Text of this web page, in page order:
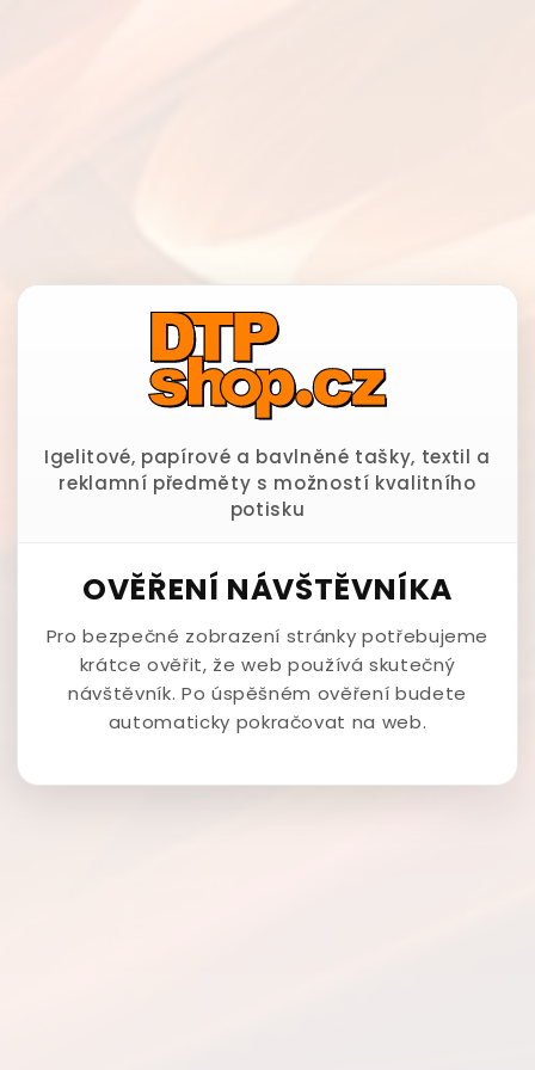
Igelitové, papírové a bavlněné tašky, textil a
reklamní předměty s možností kvalitního
potisku
OVĚŘENÍ NÁVŠTĚVNÍKA
Pro bezpečné zobrazení stránky potřebujeme
krátce ověřit, že web používá skutečný
návštěvník. Po úspěšném ověření budete
automaticky pokračovat na web.